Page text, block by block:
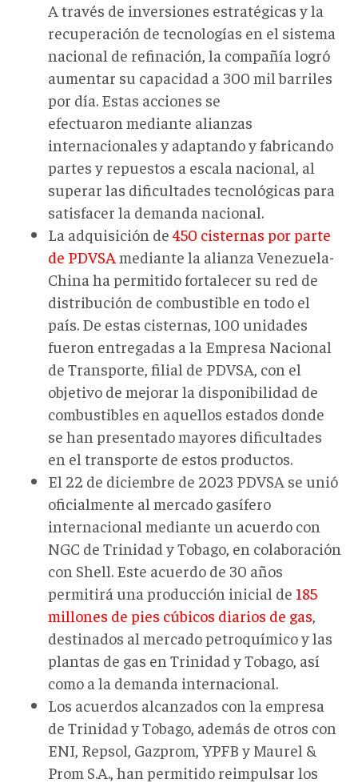
A través de inversiones estratégicas y la
recuperación de tecnologías en el sistema
nacional de refinación, la compañía logró
aumentar su capacidad a 300 mil barriles
por día. Estas acciones se
efectuaron mediante alianzas
internacionales y adaptando y fabricando
partes y repuestos a escala nacional, al
superar las dificultades tecnológicas para
satisfacer la demanda nacional.
La adquisición de 450 cisternas por parte
de PDVSA mediante la alianza Venezuela-
China ha permitido fortalecer su red de
distribución de combustible en todo el
país. De estas cisternas, 100 unidades
fueron entregadas a la Empresa Nacional
de Transporte, filial de PDVSA, con el
objetivo de mejorar la disponibilidad de
combustibles en aquellos estados donde
se han presentado mayores dificultades
en el transporte de estos productos.
El 22 de diciembre de 2023 PDVSA se unió
oficialmente al mercado gasífero
internacional mediante un acuerdo con
NGC de Trinidad y Tobago, en colaboración
con Shell. Este acuerdo de 30 años
permitirá una producción inicial de 185
millones de pies cúbicos diarios de gas
destinados al mercado petroquímico y las
plantas de gas en Trinidad y Tobago, así
como a la demanda internacional.
Los acuerdos alcanzados con la empresa
de Trinidad y Tobago, además de otros con
ENI, Repsol, Gazprom, YPFB y Maurel &
Prom S.A., han permitido reimpulsar los